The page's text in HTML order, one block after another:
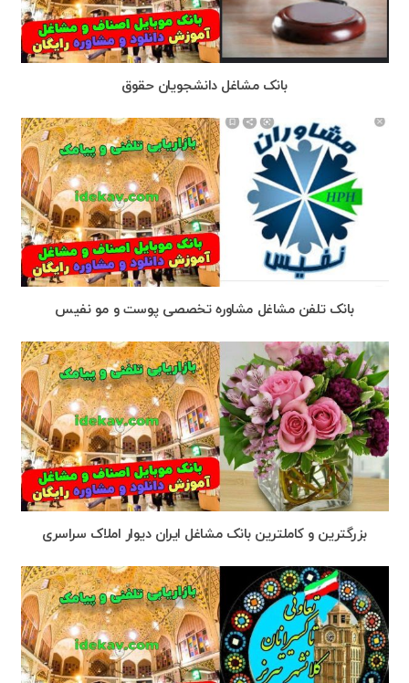
بانک مشاغل دانشجویان حقوق
بانک تلفن مشاغل مشاوره تخصصی پوست و مو نفیس
بزرگترین و کاملترین بانک مشاغل ایران دیوار املاک سراسری